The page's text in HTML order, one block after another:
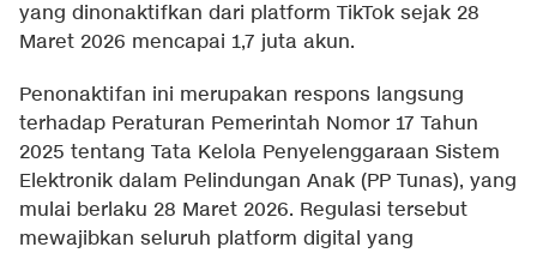
yang dinonaktifkan dari platform TikTok sejak 28
Maret 2026 mencapai 1,7 juta akun.
Penonaktifan ini merupakan respons langsung
terhadap Peraturan Pemerintah Nomor 17 Tahun
2025 tentang Tata Kelola Penyelenggaraan Sistem
Elektronik dalam Pelindungan Anak (PP Tunas), yang
mulai berlaku 28 Maret 2026. Regulasi tersebut
mewajibkan seluruh platform digital yang